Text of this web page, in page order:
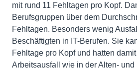
mit rund 11 Fehltagen pro Kopf.
Berufsgruppen über dem
Fehltagen. Besonders wenig
Beschäftigten in IT-Berufen. Sie
Fehltage pro Kopf und hatten
Arbeitsausfall wie in der Alten- und